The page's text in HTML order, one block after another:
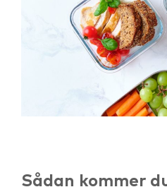
Sådan kommer